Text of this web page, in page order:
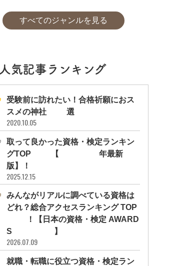
すべてのジャンルを見る
人気記事ランキング
受験前に訪れたい！合格祈願におス
スメの神社11選
2020.10.05
取って良かった資格・検定ランキン
グTOP10【2026年最新
版】！
2025.12.15
みんながリアルに調べている資格は
どれ？総合アクセスランキング TOP
10！【日本の資格・検定 AWARD
S 2026】
2026.07.09
就職・転職に役立つ資格・検定ラン